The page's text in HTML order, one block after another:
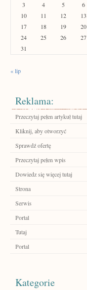
3
4 5 6
10
11 12 13
17
18 19 20
24
25 26 27
31
« lip
Reklama:
Przeczytaj pełen artykuł tutaj
Kliknij, aby otworzyć
Sprawdź ofertę
Przeczytaj pełen wpis
Dowiedz się więcej tutaj
Strona
Serwis
Portal
Tutaj
Portal
Kategorie